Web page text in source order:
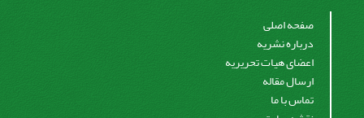
صفحه اصلی
درباره نشریه
اعضای هیات تحریریه
ارسال مقاله
تماس با ما